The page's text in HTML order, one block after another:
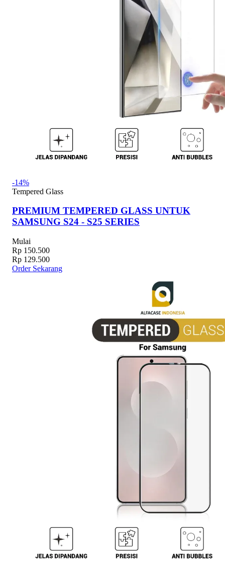
-14%
Tempered Glass
PREMIUM TEMPERED GLASS UNTUK
SAMSUNG S24 - S25 SERIES
Mulai
Rp 150.500
Rp 129.500
Order Sekarang